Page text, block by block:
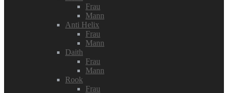
Frau
Mann
Anti Helix
Frau
Mann
Daith
Frau
Mann
Rook
Frau